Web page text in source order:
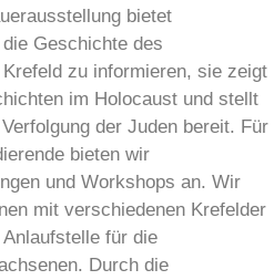
bietet
Geschichte des
zu informieren, sie zeigt
im Holocaust und stellt
der Juden bereit. Für
bieten wir
und Workshops an. Wir
mit verschiedenen Krefelder
für die
Durch die